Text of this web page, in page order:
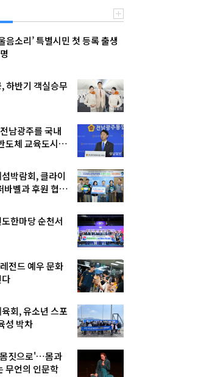
음소리’ 특별시민 첫 등록 출생
하반기 객실승무
남광주를 국내
도체 교육도시
박람회, 클라이
바벨과 후원 협약
한마당 순천서
전드 예우 문화
회, 유소년 스포
성 박차
짓으로'…몸과
무언의 인문학